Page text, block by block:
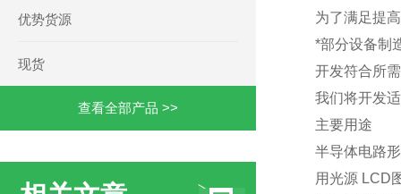
优势货源
现货
查看全部产品 >>
为了满足提
*部分设备制
开发符合所
我们将开发
主要用途
半导体电路
用光源 LCD